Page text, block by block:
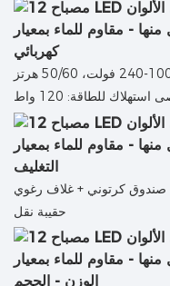
كهربائي
استهلاك للطاقة: 120 واط
التغليف
صندوق كرتوني + غلاف رغوي
حقيبة نقل
الوزن - الحجم